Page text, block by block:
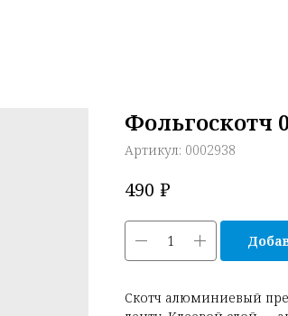
Фольгоскотч
Артикул: 0002938
490 ₽
Скотч алюминиевый